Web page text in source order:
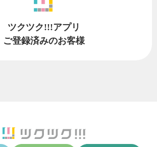
ツクツク!!!アプリ
ご登録済みのお客様